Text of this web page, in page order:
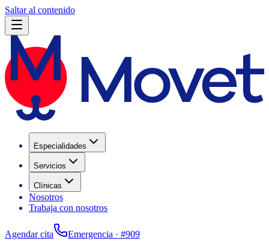
Saltar al contenido
Especialidades
Servicios
Clínicas
Nosotros
Trabaja con nosotros
Agendar cita Emergencia · #909